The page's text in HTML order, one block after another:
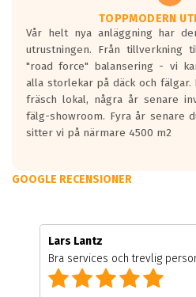
TOPPMODERN
Vår helt nya anläggning har
utrustningen. Från tillverkning
"road force" balansering - vi
alla storlekar på däck och fälgar.
fräsch lokal, några år senare
fälg-showroom. Fyra år senare
sitter vi på närmare 4500 m2
GOOGLE RECENSIONER
Lars Lantz
Bra services och trevlig